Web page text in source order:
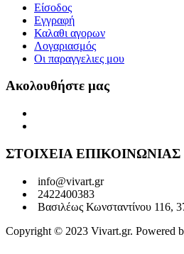
Είσοδος
Εγγραφή
Καλαθι αγορων
Λογαριασμός
Οι παραγγελιες μου
Ακολουθήστε μας
ΣΤΟΙΧΕΙΑ ΕΠΙΚΟΙΝΩΝΙΑΣ
info@vivart.gr
2422400383
Βασιλέως Κωνσταντίνου 116,
Copyright © 2023 Vivart.gr. Powered